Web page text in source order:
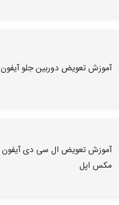
آموزش تعویض دوربین جلو آیفون XS اپل
مکس اپل